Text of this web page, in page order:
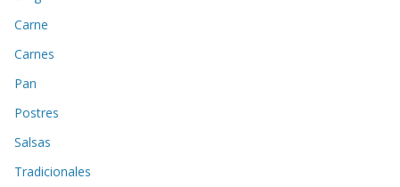
Carne
Carnes
Pan
Postres
Salsas
Tradicionales